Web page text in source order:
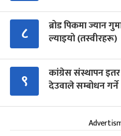
८
ब्रोड पिकमा ज्यान
ल्याइयो (तस्वीरहरू)
९
कांग्रेस संस्थापन इतर
देउवाले सम्बोधन गर्ने